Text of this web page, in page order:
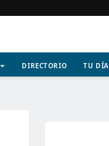
DIRECTORIO TU DÍA